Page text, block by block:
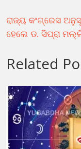
ରାଜ୍ୟ କଂଗ୍ରେସ
ହେଲେ ଡ. ସିପ୍ରା
Related